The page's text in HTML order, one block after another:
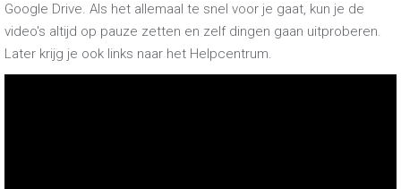
Google Drive. Als het allemaal te snel voor je gaat, kun je de
video's altijd op pauze zetten en zelf dingen gaan uitproberen.
Later krijg je ook links naar het Helpcentrum.